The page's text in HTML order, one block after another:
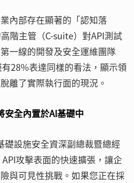
內部存在顯著的「認知落
階主管（C-suite）對API測試
一線的開發及安全運維團隊
有28%表達同樣的看法，顯示領
離了實際執行面的現況。
全內置於AI基礎中
設施安全資深副總裁暨總經
攻擊表面的快速擴張，讓企
與可見性挑戰。如果您正在採